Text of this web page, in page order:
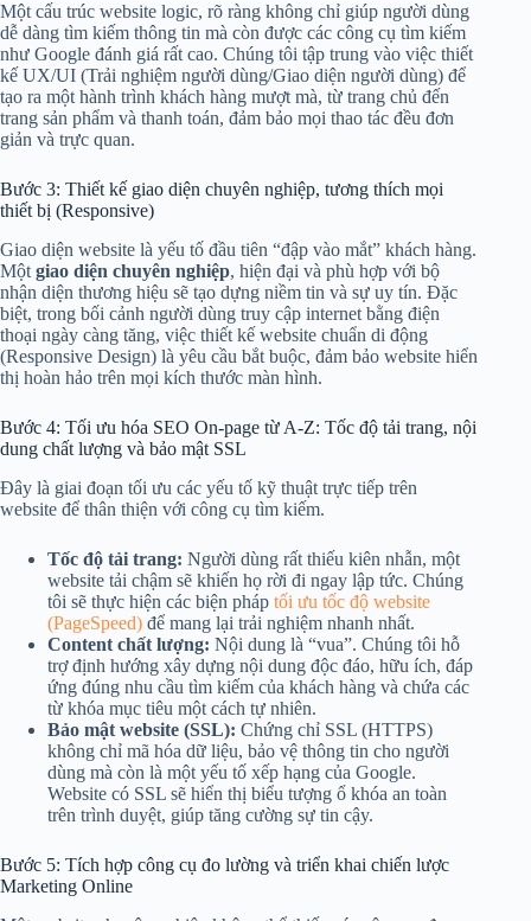
Một cấu trúc website logic, rõ ràng không chỉ giúp người dùng
dễ dàng tìm kiếm thông tin mà còn được các công cụ tìm kiếm
như Google đánh giá rất cao. Chúng tôi tập trung vào việc thiết
kế UX/UI (Trải nghiệm người dùng/Giao diện người dùng) để
tạo ra một hành trình khách hàng mượt mà, từ trang chủ đến
trang sản phẩm và thanh toán, đảm bảo mọi thao tác đều đơn
giản và trực quan.
Bước 3: Thiết kế giao diện chuyên nghiệp, tương thích mọi
thiết bị (Responsive)
Giao diện website là yếu tố đầu tiên “đập vào mắt” khách hàng.
Một giao diện chuyên nghiệp, hiện đại và phù hợp với bộ
nhận diện thương hiệu sẽ tạo dựng niềm tin và sự uy tín. Đặc
biệt, trong bối cảnh người dùng truy cập internet bằng điện
thoại ngày càng tăng, việc thiết kế website chuẩn di động
(Responsive Design) là yêu cầu bắt buộc, đảm bảo website hiển
thị hoàn hảo trên mọi kích thước màn hình.
Bước 4: Tối ưu hóa SEO On-page từ A-Z: Tốc độ tải trang, nội
dung chất lượng và bảo mật SSL
Đây là giai đoạn tối ưu các yếu tố kỹ thuật trực tiếp trên
website để thân thiện với công cụ tìm kiếm.
Tốc độ tải trang: Người dùng rất thiếu kiên nhẫn, một
website tải chậm sẽ khiến họ rời đi ngay lập tức. Chúng
tôi sẽ thực hiện các biện pháp tối ưu tốc độ website
(PageSpeed) để mang lại trải nghiệm nhanh nhất.
Content chất lượng: Nội dung là “vua”. Chúng tôi hỗ
trợ định hướng xây dựng nội dung độc đáo, hữu ích, đáp
ứng đúng nhu cầu tìm kiếm của khách hàng và chứa các
từ khóa mục tiêu một cách tự nhiên.
Bảo mật website (SSL): Chứng chỉ SSL (HTTPS)
không chỉ mã hóa dữ liệu, bảo vệ thông tin cho người
dùng mà còn là một yếu tố xếp hạng của Google.
Website có SSL sẽ hiển thị biểu tượng ổ khóa an toàn
trên trình duyệt, giúp tăng cường sự tin cậy.
Bước 5: Tích hợp công cụ đo lường và triển khai chiến lược
Marketing Online